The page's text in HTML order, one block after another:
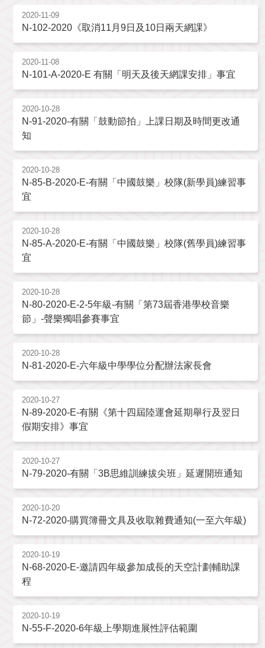
2020-11-09
N-102-2020《取消11月9日及10日兩天網課》
2020-11-08
N-101-A-2020-E 有關「明天及後天網課安排」事宜
2020-10-28
N-91-2020-有關「鼓動節拍」上課日期及時間更改通
知
2020-10-28
N-85-B-2020-E-有關「中國鼓樂」校隊(新學員)練習事
宜
2020-10-28
N-85-A-2020-E-有關「中國鼓樂」校隊(舊學員)練習事
宜
2020-10-28
N-80-2020-E-2-5年級-有關「第73屆香港學校音樂
節」-聲樂獨唱參賽事宜
2020-10-28
N-81-2020-E-六年級中學學位分配辦法家長會
2020-10-27
N-89-2020-E-有關《第十四屆陸運會延期舉行及翌日
假期安排》事宜
2020-10-27
N-79-2020-有關「3B思維訓練拔尖班」延遲開班通知
2020-10-20
N-72-2020-購買簿冊文具及收取雜費通知(一至六年級)
2020-10-19
N-68-2020-E-邀請四年級參加成長的天空計劃輔助課
程
2020-10-19
N-55-F-2020-6年級上學期進展性評估範圍